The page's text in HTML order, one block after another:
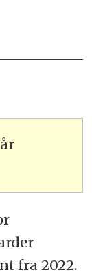
fra 2022.